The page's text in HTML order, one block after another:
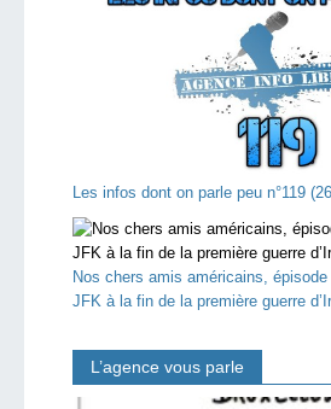
Les infos dont on parle peu n°119
Nos chers amis américains,
JFK à la fin de la première guerre
L’agence vous parle